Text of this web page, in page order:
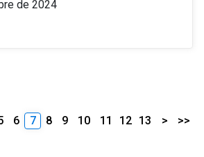
de 2024
6 7 8 9 10 11 12 13 > >>